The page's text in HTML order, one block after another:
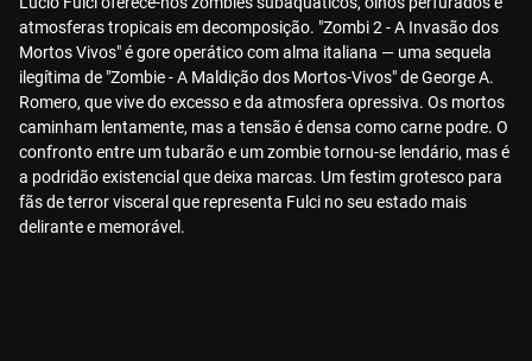
atmosferas tropicais em decomposição. "Zombi 2 - A Invasão dos
Mortos Vivos" é gore operático com alma italiana — uma sequela
ilegítima de "Zombie - A Maldição dos Mortos-Vivos" de George A.
Romero, que vive do excesso e da atmosfera opressiva. Os mortos
caminham lentamente, mas a tensão é densa como carne podre. O
confronto entre um tubarão e um zombie tornou-se lendário, mas é
a podridão existencial que deixa marcas. Um festim grotesco para
fãs de terror visceral que representa Fulci no seu estado mais
delirante e memorável.